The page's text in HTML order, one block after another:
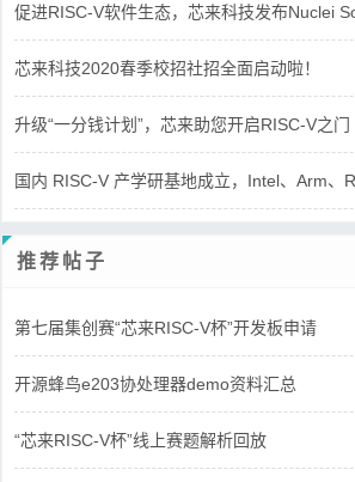
促进RISC-V软件生态，芯来科技发布Nuclei
芯来科技2020春季校招社招全面启动啦！
升级“一分钱计划”，芯来助您开启RISC-V之门
国内 RISC-V 产学研基地成立，Intel、Arm、
推荐帖子
第七届集创赛“芯来RISC-V杯”开发板申请
开源蜂鸟e203协处理器demo资料汇总
“芯来RISC-V杯”线上赛题解析回放